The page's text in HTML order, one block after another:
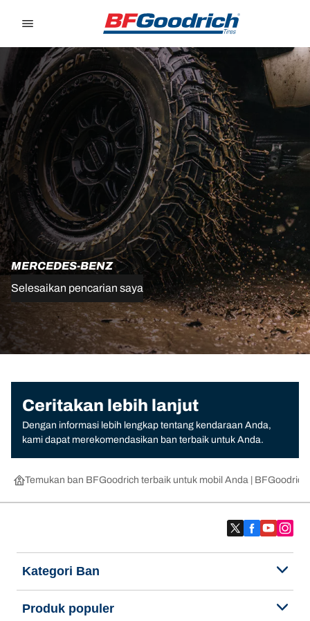
MERCEDES-BENZ
Selesaikan pencarian saya
Ceritakan lebih lanjut
Dengan informasi lebih lengkap tentang kendaraan Anda,
kami dapat merekomendasikan ban terbaik untuk Anda.
Temukan ban BFGoodrich terbaik untuk mobil Anda |
Kategori Ban
Produk populer